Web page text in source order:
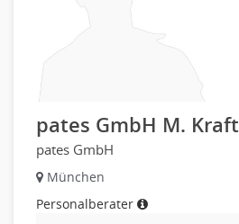
pates GmbH M. Kraft
pates GmbH
München
Personalberater